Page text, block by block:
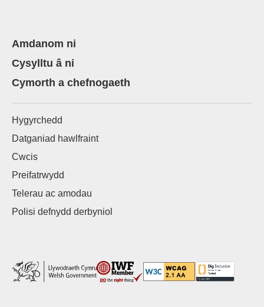
Amdanom ni
Cysylltu â ni
Cymorth a chefnogaeth
Hygyrchedd
Datganiad hawlfraint
Cwcis
Preifatrwydd
Telerau ac amodau
Polisi defnydd derbyniol